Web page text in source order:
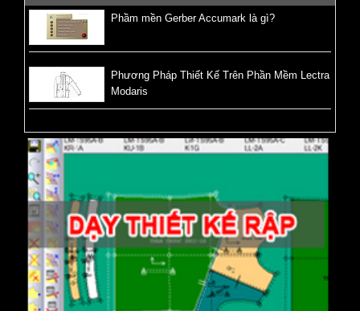
Phầm mền Gerber Accumark là gì?
Phương Pháp Thiết Kế Trên Phần Mềm Lectra
Modaris